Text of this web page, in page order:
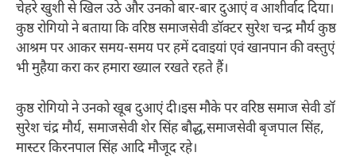
चेहरे खुशी से खिल उठे और उनको बार-बार दुआएं व आशीर्वाद दिया।
कुष्ठ रोगियो ने बताया कि वरिष्ठ समाजसेवी डॉक्टर सुरेश चन्द्र मौर्य कुष्ठ
आश्रम पर आकर समय-समय पर हमें दवाइयां एवं खानपान की वस्तुएं
भी मुहैया करा कर हमारा ख्याल रखते रहते हैं।
कुष्ठ रोगियो ने उनको खूब दुआएं दी।इस मौके पर वरिष्ठ समाज सेवी डॉ
सुरेश चंद्र मौर्य, समाजसेवी शेर सिंह बौद्ध,समाजसेवी बृजपाल सिंह,
मास्टर किरनपाल सिंह आदि मौजूद रहे।